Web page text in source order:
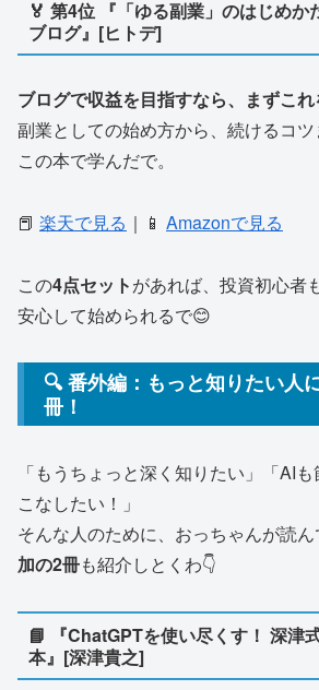
🏅 第4位 『「ゆる副業」のはじめか
ブログ』[ヒトデ]
ブログで収益を目指すなら、まずこれ
副業としての始め方から、続けるコ
この本で学んだで。
📕 楽天で見る ｜📱 Amazonで見る
この4点セットがあれば、投資初心者
安心して始められるで😊
🔍 番外編：もっと知りたい人
冊！
「もうちょっと深く知りたい」「AI
こなしたい！」
そんな人のために、おっちゃんが読
加の2冊も紹介しとくわ👇
📘 『ChatGPTを使い尽くす！ 深津
本』[深津貴之]